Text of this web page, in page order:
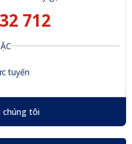
712
tuyến
chúng tôi